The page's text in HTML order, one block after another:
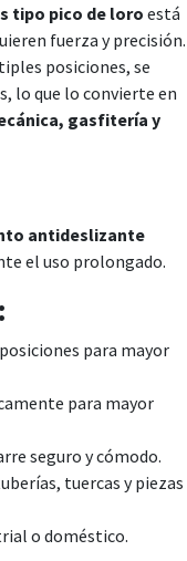
tipo pico de loro está
fuerza y precisión.
posiciones, se
lo que lo convierte en
gasfitería y
antideslizante
el uso prolongado.
para mayor
para mayor
seguro y cómodo.
tuercas y piezas
o doméstico.